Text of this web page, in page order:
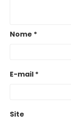
Nome *
E-mail *
Site